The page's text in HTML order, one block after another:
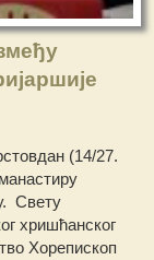
(14/27.
Свету
хришћанског
Хорепископ